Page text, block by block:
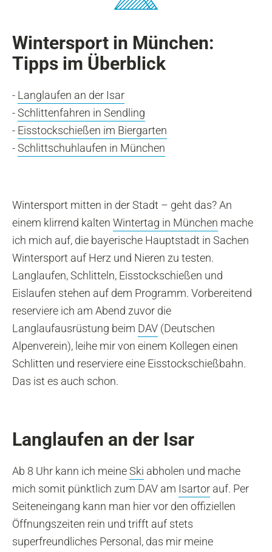
Wintersport in München:
Tipps im Überblick
- Langlaufen an der Isar
-Schlittenfahren in Sendling
- Eisstockschießen im Biergarten
-Schlittschuhlaufen in München
Wintersport mitten in der Stadt – geht das? An
einem klirrend kalten Wintertag in München mache
ich mich auf, die bayerische Hauptstadt in Sachen
Wintersport auf Herz und Nieren zu testen.
Langlaufen, Schlitteln, Eisstockschießen und
Eislaufen stehen auf dem Programm. Vorbereitend
reserviere ich am Abend zuvor die
Langlaufausrüstung beim DAV (Deutschen
Alpenverein), leihe mir von einem Kollegen einen
Schlitten und reserviere eine Eisstockschießbahn.
Das ist es auch schon.
Langlaufen an der Isar
Ab 8 Uhr kann ich meineSki abholen und mache
mich somit pünktlich zum DAV am Isartor auf. Per
Seiteneingang kann man hier vor den offiziellen
Öffnungszeiten rein und trifft auf stets
superfreundliches Personal, das mir meine